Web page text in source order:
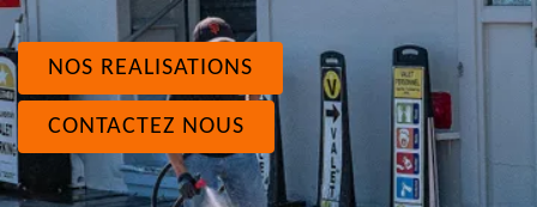
NOS REALISATIONS
CONTACTEZ NOUS